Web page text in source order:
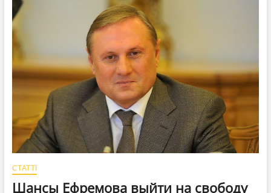
Ефремова
изменении
меры
пресечения
СТАТТІ
Шансы Ефремова выйти на свободу